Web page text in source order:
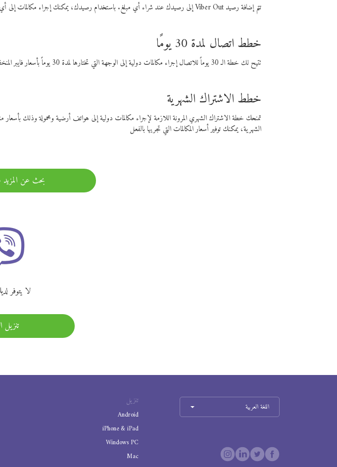
تتم إضافة رصيد Viber Out إلى رصيدك عند شراء أي مبلغ. باستخدام رصيدك، يمكنك إجراء مكالمات إلى أي رقم في العالم بأسعار فايبر المنخفضة.
خطط اتصال لمدة 30 يومًا
تتيح لك خطة الـ 30 يوماً للاتصال إجراء مكالمات دولية إلى الوجهة التي تختارها لمدة 30 يوماً بأسعار فايبر المنخفضة.
خطط الاشتراك الشهرية
تمنحك خطة الاشتراك الشهري المرونة اللازمة لإجراء مكالمات دولية إلى هواتف أرضية ومحمولة وذلك
الشهرية، يمكنك توفير أسعار المكالمات التي تجريها بالفعل
بحث عن
لا يتوفر
تنزيل
تنزيل
Android
iPhone & iPad
Windows PC
Mac
اللغة العربية